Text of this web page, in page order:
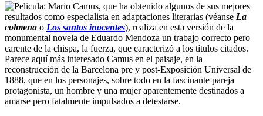
Mario Camus, que ha obtenido algunos de sus mejores
resultados como especialista en adaptaciones literarias (véanse La
colmena o Los santos inocentes), realiza en esta versión de la
monumental novela de Eduardo Mendoza un trabajo correcto pero
carente de la chispa, la fuerza, que caracterizó a los títulos citados.
Parece aquí más interesado Camus en el paisaje, en la
reconstrucción de la Barcelona pre y post-Exposición Universal de
1888, que en los personajes, sobre todo en la fascinante pareja
protagonista, un hombre y una mujer aparentemente destinados a
amarse pero fatalmente impulsados a detestarse.